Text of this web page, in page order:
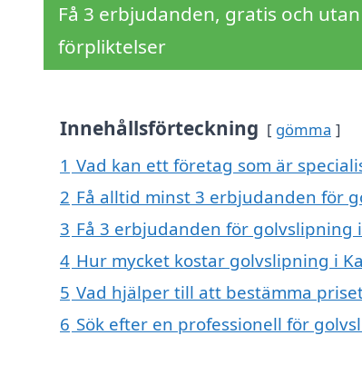
Få 3 erbjudanden, gratis och utan
förpliktelser
Innehållsförteckning gömma
1 Vad kan ett företag som är
2 Få alltid minst 3 erbjudanden för
3 Få 3 erbjudanden för
4 Hur mycket kostar golvslipning i
5 Vad hjälper till att bestämma
6 Sök efter en professionell för